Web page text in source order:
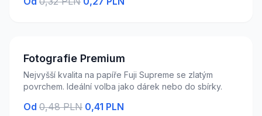
Fotografie Premium
Nejvyšší kvalita na papíře Fuji Supreme se zlatým
povrchem. Ideální volba jako dárek nebo do sbírky.
Od 0,48 PLN 0,41 PLN